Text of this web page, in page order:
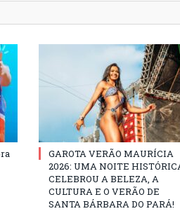
GAROTA VERÃO MAURÍCIA
2026: UMA NOITE
CELEBROU A BELEZA, A
CULTURA E O VERÃO DE
SANTA BÁRBARA DO PARÁ!